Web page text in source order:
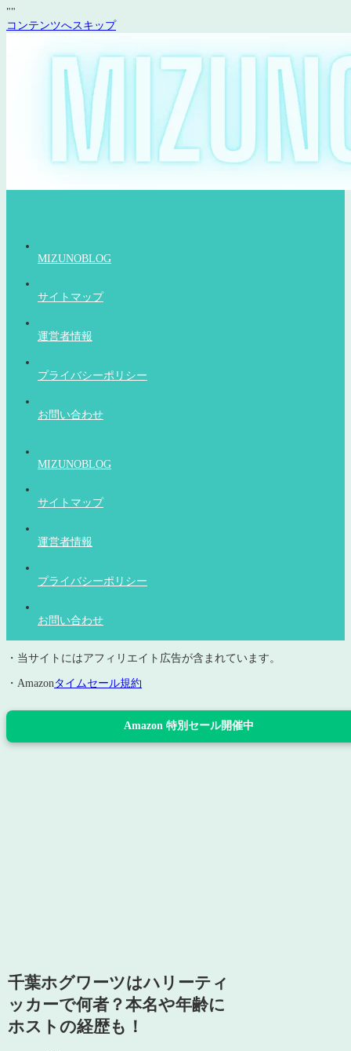
""
コンテンツへスキップ
MIZUNOBLOG
サイトマップ
運営者情報
プライバシーポリシー
お問い合わせ
MIZUNOBLOG
サイトマップ
運営者情報
プライバシーポリシー
お問い合わせ
・当サイトにはアフィリエイト広告が含まれています。
・Amazonタイムセール規約
Amazon 特別セール開催中
千葉ホグワーツはハリーティ
ッカーで何者？本名や年齢に
ホストの経歴も！